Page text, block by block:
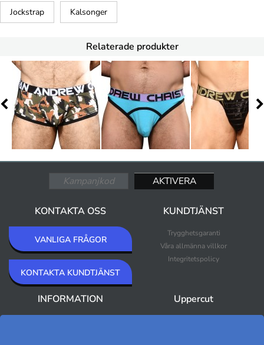
Jockstrap Kalsonger
Relaterade produkter
KONTAKTA OSS
VANLIGA FRÅGOR
KONTAKTA KUNDTJÄNST
KUNDTJÄNST
Trygghetsgaranti
Våra allmänna villkor
Integritetspolicy
INFORMATION Uppercut